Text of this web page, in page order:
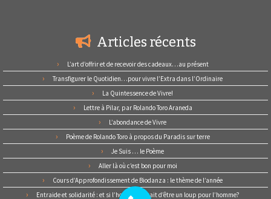
Articles récents
L’art d’offrir et de recevoir des cadeaux…au présent
Transfigurer le Quotidien…pour vivre l’Extra dans l’Ordinaire
La Quintessence de Vivre!
Lettre à Pilar, par Rolando Toro Araneda
L’abondance de Vivre
Poème de Rolando Toro à propos du Paradis sur terre
Je Suis … le Poème
Aller là où c’est bon pour moi
Cours d’Approfondissement de Biodanza : le thème de l’année
Entraide et solidarité : et si l’homme cessait d’être un loup pour l’homme?